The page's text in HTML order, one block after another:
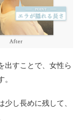
出すことで、女性ら
し長めに残して、